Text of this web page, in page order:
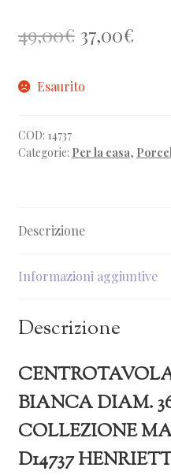
49,00€ Il
originale
49,00€.
37,00€Il
Esaurito
COD: 14737
Categorie: Per la casa,
Descrizione
Informazioni aggiuntive
Descrizione
BIANCA DIAM.
COLLEZIONE
D14737